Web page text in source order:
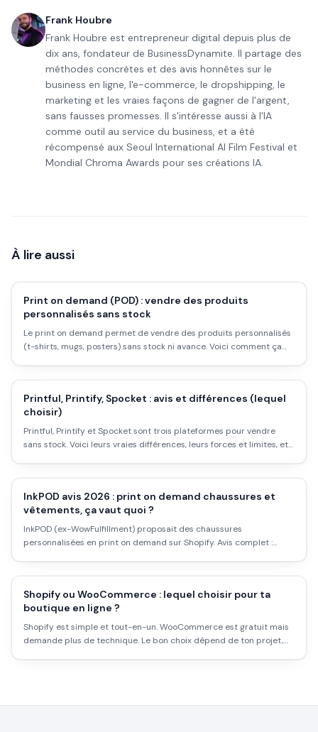
Frank Houbre
Frank Houbre est entrepreneur digital depuis plus de
dix ans, fondateur de BusinessDynamite. Il partage des
méthodes concrètes et des avis honnêtes sur le
business en ligne, l'e-commerce, le dropshipping, le
marketing et les vraies façons de gagner de l'argent,
sans fausses promesses. Il s'intéresse aussi à l'IA
comme outil au service du business, et a été
récompensé aux Seoul International AI Film Festival et
Mondial Chroma Awards pour ses créations IA.
À lire aussi
Print on demand (POD) : vendre des produits
personnalisés sans stock
Le print on demand permet de vendre des produits personnalisés
(t-shirts, mugs, posters) sans stock ni avance. Voici comment ça
Printful, Printify, Spocket : avis et différences (lequel
choisir)
Printful, Printify et Spocket sont trois plateformes pour vendre
sans stock. Voici leurs vraies différences, leurs forces et limites, et
InkPOD avis 2026 : print on demand chaussures et
vêtements, ça vaut quoi ?
InkPOD (ex-WowFulfillment) proposait des chaussures
personnalisées en print on demand sur Shopify. Avis complet :
Shopify ou WooCommerce : lequel choisir pour ta
boutique en ligne ?
Shopify est simple et tout-en-un. WooCommerce est gratuit mais
demande plus de technique. Le bon choix dépend de ton projet,